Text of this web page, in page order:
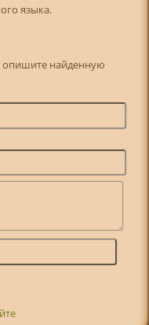
языка.
опишите найденную